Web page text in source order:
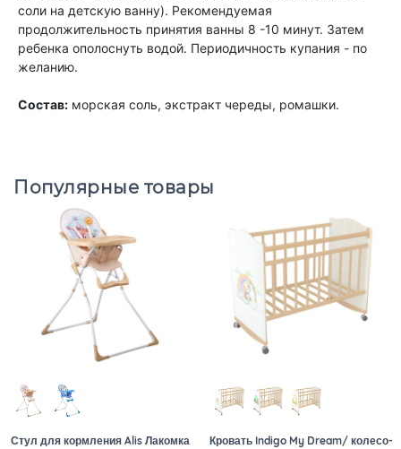
соли на детскую ванну). Рекомендуемая
продолжительность принятия ванны 8 -10 минут. Затем
ребенка ополоснуть водой. Периодичность купания - по
желанию.
Состав: морская соль, экстракт череды, ромашки.
Популярные товары
Стул для кормления Alis Лакомка
Кровать Indigo My Dream/ колесо-